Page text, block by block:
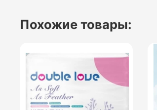
Похожие товары: